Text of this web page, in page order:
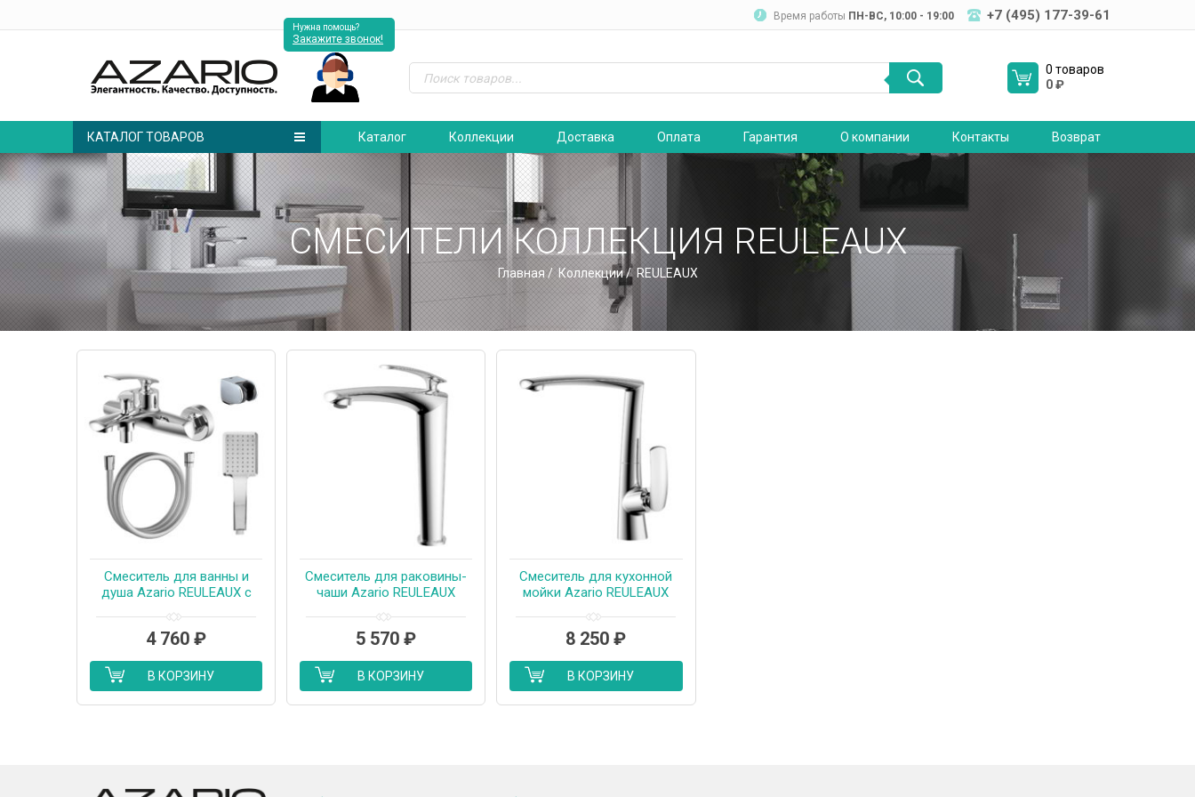
Время работы ПН-ВC, 10:00 - 19:00 +7 (495) 177-39-61
Нужна помощь?
Закажите звонок!
0 товаров
0₽
КАТАЛОГ ТОВАРОВ Каталог Коллекции Доставка Оплата Гарантия О компании Контакты Возврат
СМЕСИТЕЛИ КОЛЛЕКЦИЯ REULEAUX
Главная / Коллекции/ REULEAUX
Смеситель для ванны и
душа Azario REULEAUX с
керамический картридж,
хром (AZ-VWF238296C)
4 760₽
В КОРЗИНУ
Смеситель для раковины-
чаши Azario REULEAUX
картридж, без донного
клапана, хром (AZ-
5 570₽
В КОРЗИНУ
Смеситель для кухонной
мойки Azario REULEAUX
хром (AZ-VMF568296C)
8 250₽
В КОРЗИНУ